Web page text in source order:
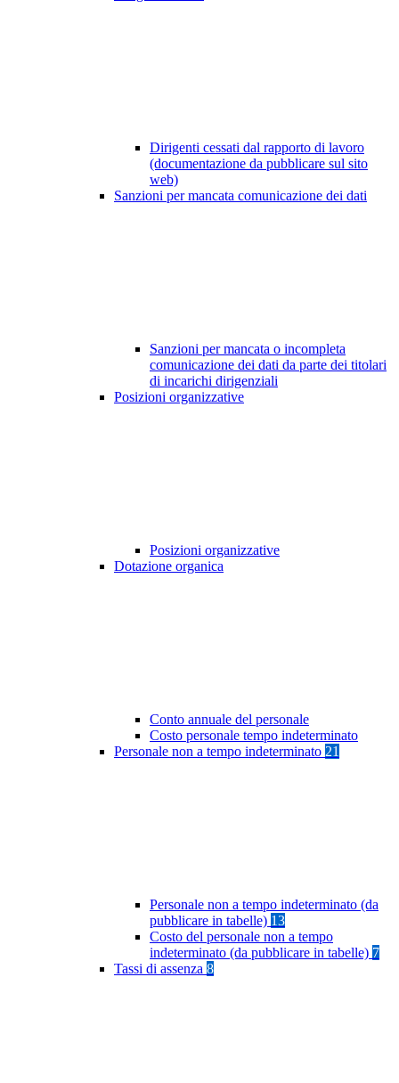
Dirigenti cessati dal rapporto di lavoro
(documentazione da pubblicare sul sito
web)
Sanzioni per mancata comunicazione dei dati
Sanzioni per mancata o incompleta
comunicazione dei dati da parte dei titolari
di incarichi dirigenziali
Posizioni organizzative
Posizioni organizzative
Dotazione organica
Conto annuale del personale
Costo personale tempo indeterminato
Personale non a tempo indeterminato 21
Personale non a tempo indeterminato (da
pubblicare in tabelle) 13
Costo del personale non a tempo
indeterminato (da pubblicare in tabelle) 7
Tassi di assenza 8